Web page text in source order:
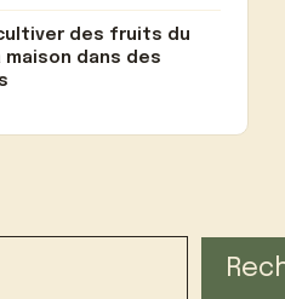
des fruits du
maison dans des